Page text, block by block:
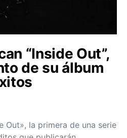
“Inside Out”,
de su álbum
Out», la primera de una serie